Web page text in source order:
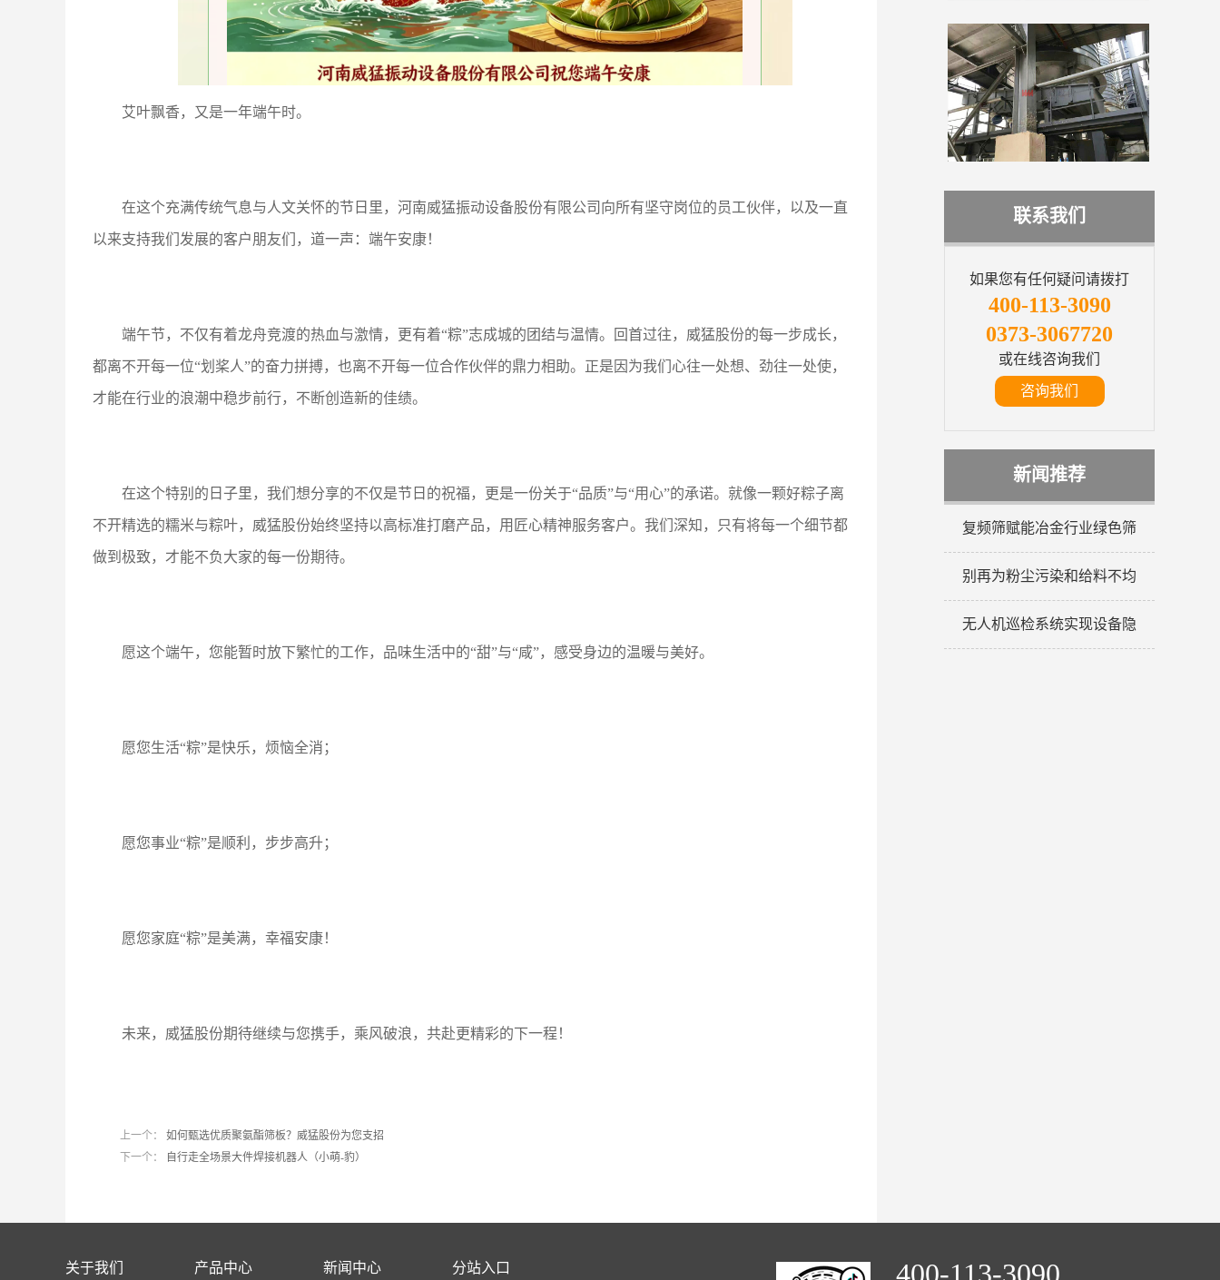
艾叶飘香，又是一年端午时。
在这个充满传统气息与人文关怀的节日里，河南威猛振动设备股份有限公司向所有坚守岗位的员工伙伴，以及一直
以来支持我们发展的客户朋友们，道一声：端午安康！
端午节，不仅有着龙舟竞渡的热血与激情，更有着“粽”志成城的团结与温情。回首过往，威猛股份的每一步成长，
都离不开每一位“划桨人”的奋力拼搏，也离不开每一位合作伙伴的鼎力相助。正是因为我们心往一处想、劲往一处使，
才能在行业的浪潮中稳步前行，不断创造新的佳绩。
在这个特别的日子里，我们想分享的不仅是节日的祝福，更是一份关于“品质”与“用心”的承诺。就像一颗好粽子离
不开精选的糯米与粽叶，威猛股份始终坚持以高标准打磨产品，用匠心精神服务客户。我们深知，只有将每一个细节都
做到极致，才能不负大家的每一份期待。
愿这个端午，您能暂时放下繁忙的工作，品味生活中的“甜”与“咸”，感受身边的温暖与美好。
愿您生活“粽”是快乐，烦恼全消；
愿您事业“粽”是顺利，步步高升；
愿您家庭“粽”是美满，幸福安康！
未来，威猛股份期待继续与您携手，乘风破浪，共赴更精彩的下一程！
上一个：
如何甄选优质聚氨酯筛板？威猛股份为您支招
下一个：
自行走全场景大件焊接机器人（小萌-豹）
联系我们
如果您有任何疑问请拨打
400-113-3090
0373-3067720
或在线咨询我们
咨询我们
新闻推荐
复频筛赋能冶金行业绿色筛
别再为粉尘污染和给料不均
无人机巡检系统实现设备隐
关于我们 产品中心 新闻中心 分站入口